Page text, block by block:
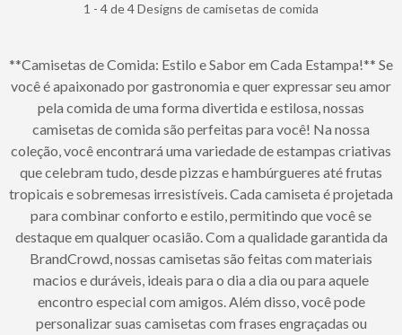
1 - 4 de 4 Designs de camisetas de comida
**Camisetas de Comida: Estilo e Sabor em Cada Estampa!** Se
você é apaixonado por gastronomia e quer expressar seu amor
pela comida de uma forma divertida e estilosa, nossas
camisetas de comida são perfeitas para você! Na nossa
coleção, você encontrará uma variedade de estampas criativas
que celebram tudo, desde pizzas e hambúrgueres até frutas
tropicais e sobremesas irresistíveis. Cada camiseta é projetada
para combinar conforto e estilo, permitindo que você se
destaque em qualquer ocasião. Com a qualidade garantida da
BrandCrowd, nossas camisetas são feitas com materiais
macios e duráveis, ideais para o dia a dia ou para aquele
encontro especial com amigos. Além disso, você pode
personalizar suas camisetas com frases engraçadas ou